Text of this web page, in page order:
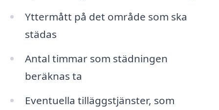
Yttermått på det område som ska
städas
Antal timmar som städningen
beräknas ta
Eventuella tilläggstjänster, som